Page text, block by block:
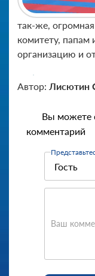
так-же,
комитету, папам
организацию и
Автор: Лисютин
Вы можете
комментарий
Ваш